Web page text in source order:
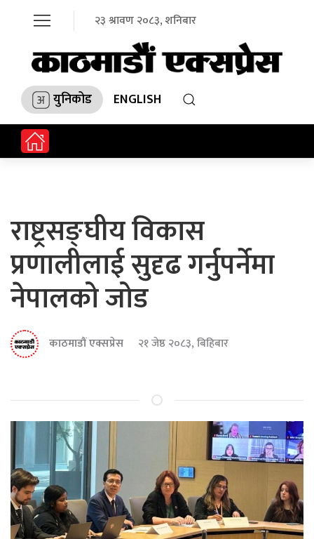
२३ श्रावण २०८३, शनिबार
युनिकोड ENGLISH
राष्ट्रसङ्घीय विकास
प्रणालीलाई सुदृढ गर्नुपर्नेमा
नेपालको जोड
काठमाडौं एक्सप्रेस २१ जेष्ठ २०८३, बिहिबार